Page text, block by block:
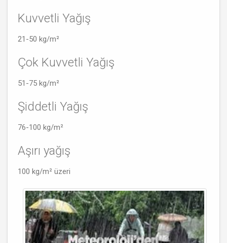
Kuvvetli Yağış
21-50 kg/m²
Çok Kuvvetli Yağış
51-75 kg/m²
Şiddetli Yağış
76-100 kg/m²
Aşırı yağış
100 kg/m² üzeri